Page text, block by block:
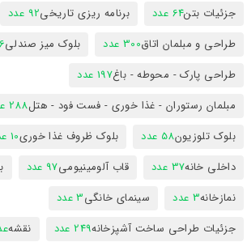
جزئیات بتن64 عدد برنامه ریزی تاریخی92 عدد
طراحی و مبلمان اتاق300 عدد بلوک میز صندلی
طراحی پارک - محوطه - باغ197 عدد
مبلمان رستوران - غذا خوری - فست فود - هتل288 عدد
بلوک تلوزیون58 عدد بلوک ظروف غذا خوری10 عدد
داخلی خانه37 عدد قاب آلومینیومی97 عدد
نمازخانه3 عدد سینمای خانگی3 عدد
جزئیات طراحی ساخت آشپزخانه249 عدد نقشه